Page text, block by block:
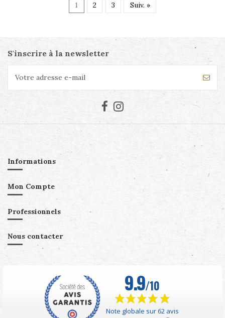
1 2 3 Suiv. »
S'inscrire à la newsletter
Informations
Mon Compte
Professionnels
Nous contacter